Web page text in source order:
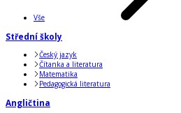
Vše
Střední školy
Český jazyk
Čítanka a literatura
Matematika
Pedagogická literatura
Angličtina